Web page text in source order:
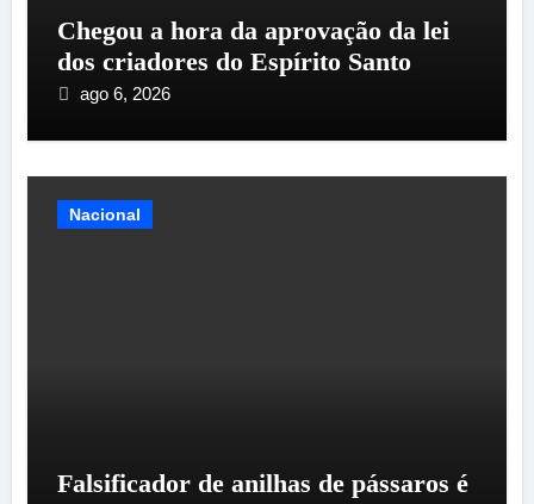
Chegou a hora da aprovação da lei
dos criadores do Espírito Santo
ago 6, 2026
Nacional
Falsificador de anilhas de pássaros é